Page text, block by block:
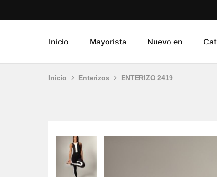
Inicio Mayorista Nuevo en
Inicio Enterizos ENTERIZO 2419